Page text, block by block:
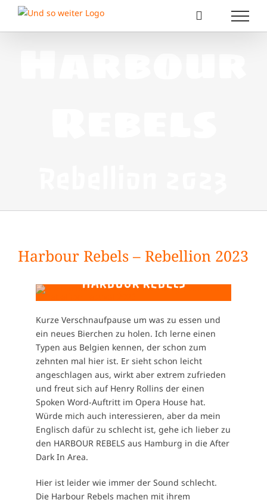
springen
Harbour Rebels – Rebellion 2023
HARBOUR REBELS
Kurze Verschnaufpause um was zu essen und
ein neues Bierchen zu holen. Ich lerne einen
Typen aus Belgien kennen, der schon zum
zehnten mal hier ist. Er sieht schon leicht
angeschlagen aus, wirkt aber extrem zufrieden
und freut sich auf Henry Rollins der einen
Spoken Word-Auftritt im Opera House hat.
Würde mich auch interessieren, aber da mein
Englisch dafür zu schlecht ist, gehe ich lieber zu
den HARBOUR REBELS aus Hamburg in die After
Dark In Area.
Hier ist leider wie immer der Sound schlecht.
Die Harbour Rebels machen mit ihrem